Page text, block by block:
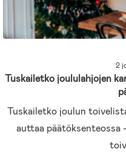
2
Tuskailetko joululahjojen
Tuskailetko joulun
auttaa päätöksenteossa